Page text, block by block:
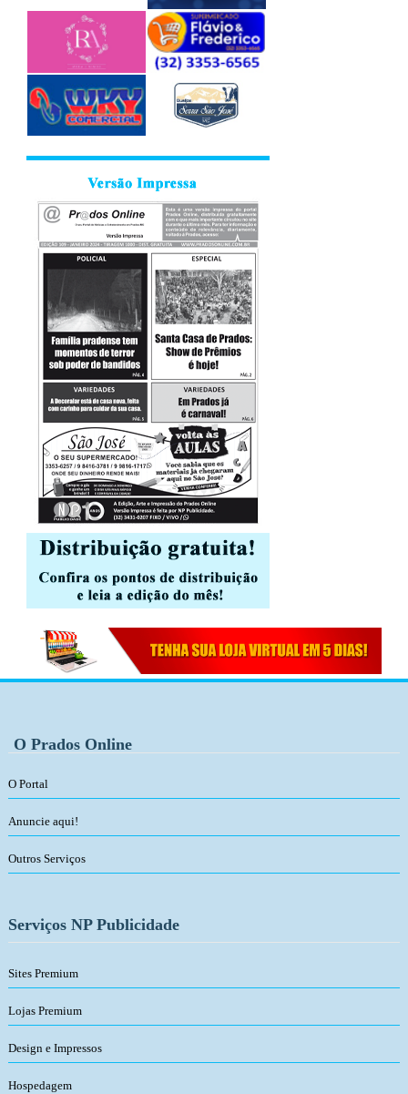
O Prados Online
O Portal
Anuncie aqui!
Outros Serviços
Serviços NP Publicidade
Sites Premium
Lojas Premium
Design e Impressos
Hospedagem